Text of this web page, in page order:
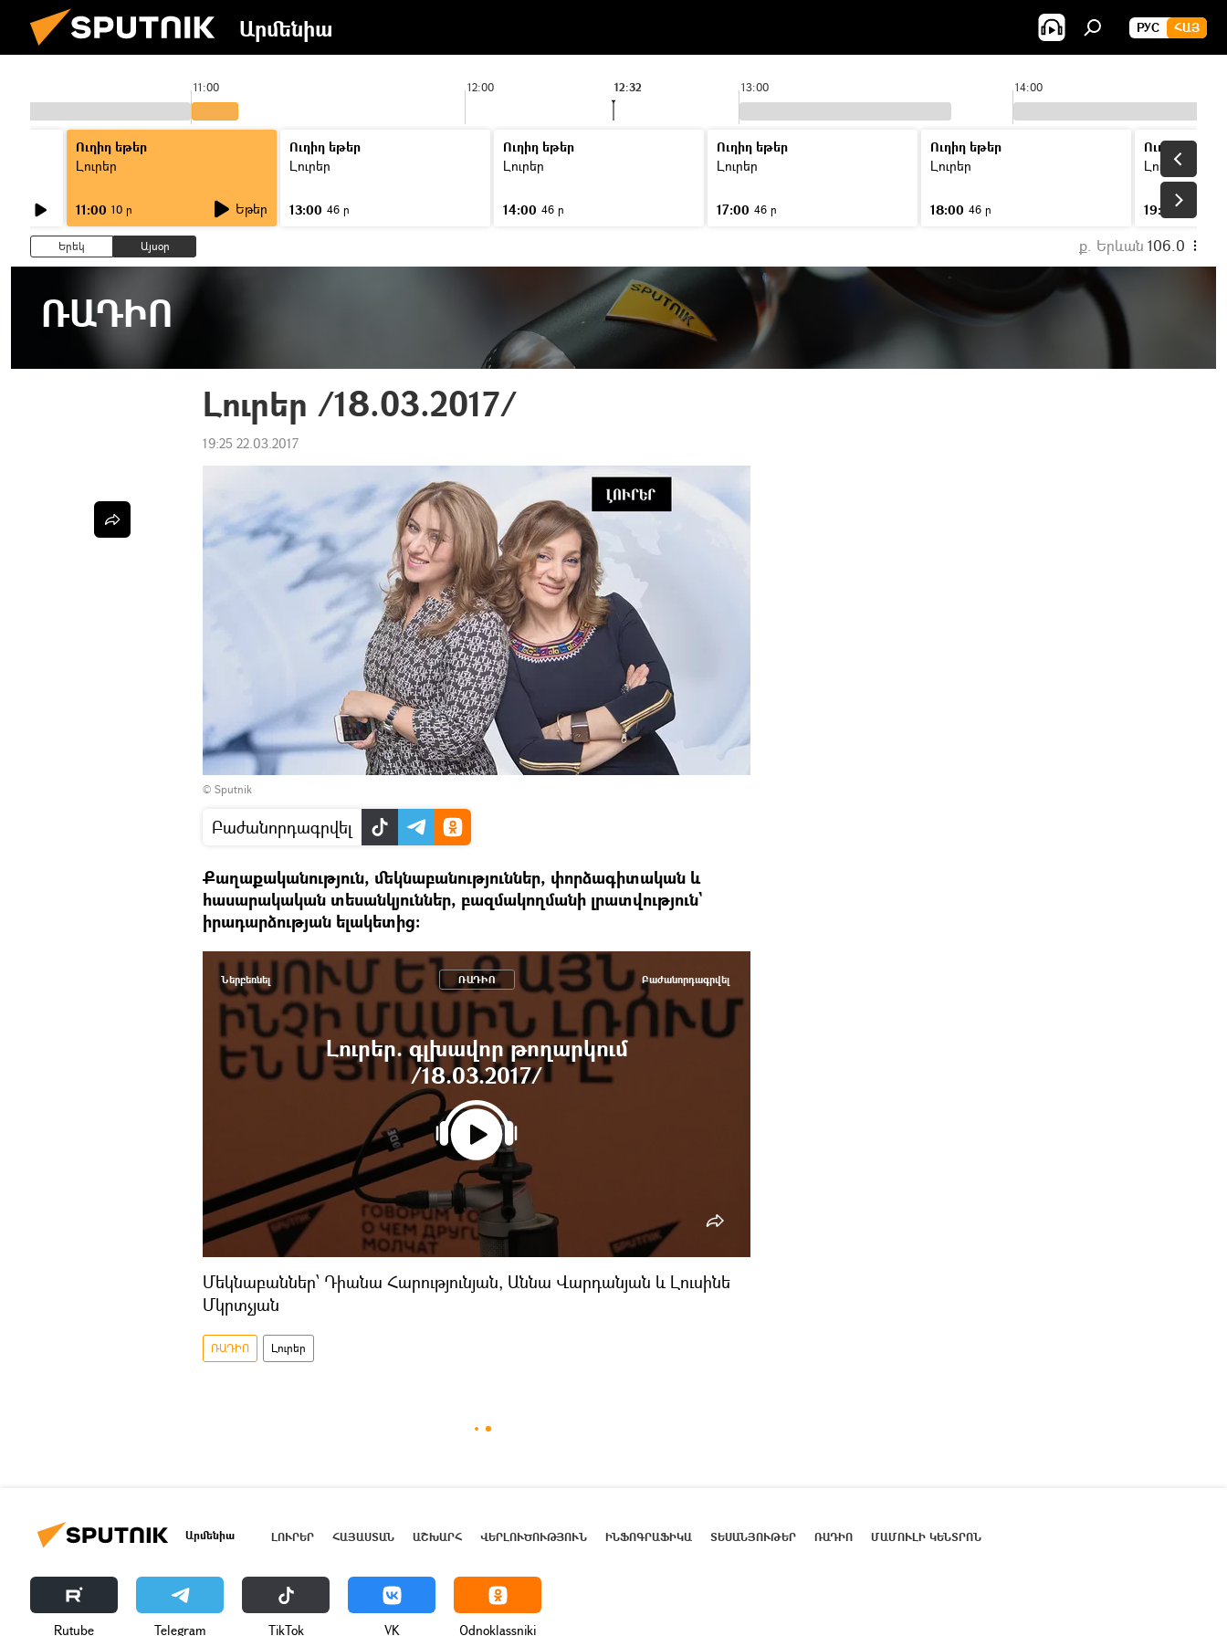
Արմենիա РУС ՀԱՅ
11:00 12:00 13:00 14:00
12:32
Ուղիղ եթեր
Լուրեր
11:00 10 ր Եթեր
Ուղիղ եթեր
Լուրեր
13:00 46 ր
Ուղիղ եթեր
Լուրեր
14:00 46 ր
Ուղիղ եթեր
Լուրեր
17:00 46 ր
Ուղիղ եթեր
Լուրեր
18:00 46 ր
Ուղիղ եթեր
Լուրեր
19:00
Երեկ Այսօր ք. Երևան 106.0
ՌԱԴԻՈ
Լուրեր /18.03.2017/
19:25 22.03.2017
© Sputnik
Բաժանորդագրվել
Քաղաքականություն, մեկնաբանություններ, փորձագիտական և
հասարակական տեսանկյուններ, բազմակողմանի լրատվություն`
իրադարձության ելակետից:
ՌԱԴԻՈ
Լուրեր. գլխավոր թողարկում
/18.03.2017/
Բաժանորդագրվել
Ներբեռնել
Մեկնաբաններ՝ Դիանա Հարությունյան, Աննա Վարդանյան և Լուսինե
Մկրտչյան
ՌԱԴԻՈ Լուրեր
Արմենիա ԼՈՒՐԵՐ ՀԱՅԱՍՏԱՆ ԱՇԽԱՐՀ ՎԵՐԼՈՒԾՈՒԹՅՈՒՆ ԻՆՖՈԳՐԱՖԻԿԱ ՏԵՍԱՆՅՈՒԹԵՐ ՌԱԴԻՈ ՄԱՄՈՒԼԻ ԿԵՆՏՐՈՆ
Rutube Telegram ТikТоk VK Odnoklassniki